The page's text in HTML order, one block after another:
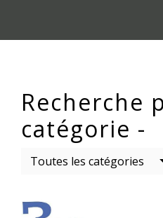
Recherche
catégorie -
Toutes les catégories